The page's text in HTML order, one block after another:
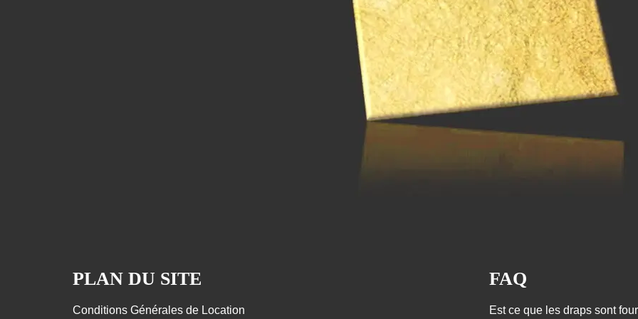
PLAN DU SITE
Conditions Générales de Location
FAQ
Est ce que les draps sont